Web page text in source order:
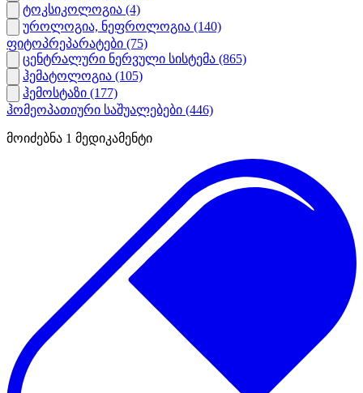
ტოკსიკოლოგია (4)
უროლოგია, ნეფროლოგია (140)
ფიტოპრეპარატები (75)
ცენტრალური ნერვული სისტემა (865)
ჰემატოლოგია (105)
ჰემოსტაზი (177)
ჰომეოპათიური საშუალებები (446)
მოიძებნა 1 მედიკამენტი